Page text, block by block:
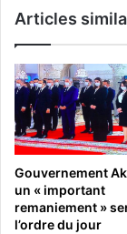
Articles
Gouvernement
un « important
remaniement »
l’ordre du jour